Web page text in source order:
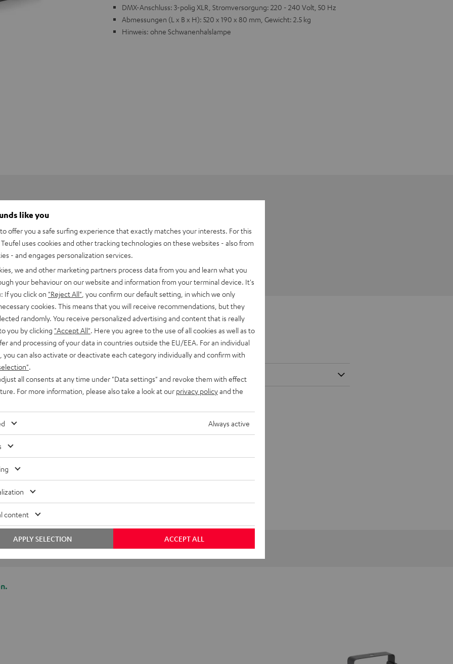
DMX-Anschluss: 3-polig XLR, Stromversorgung: 220 - 240 Volt, 50 Hz
Abmessungen (L x B x H): 520 x 190 x 80 mm, Gewicht: 2.5 kg
Hinweis: ohne Schwanenhalslampe
384 Controller
like you
offer you a safe surfing experience that exactly matches your interests. For this
uses cookies and other tracking technologies on these websites - also from
- and engages personalization services.
we and other marketing partners process data from you and learn what you
your behaviour on our website and information from your terminal device. It's
If you click on "Reject All" , you confirm our default setting, in which we only
cookies. This means that you will receive recommendations, but they
randomly. You receive personalized advertising and content that is really
you by clicking "Accept All" . Here you agree to the use of all cookies as well as to
and processing of your data in countries outside the EU/EEA. For an individual
you can also activate or deactivate each category individually and confirm with
all consents at any time under "Data settings" and revoke them with effect
For more information, please also take a look at our privacy policyand the
Always active
content
ACCEPT ALL
APPLY SELECTION